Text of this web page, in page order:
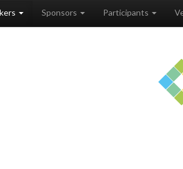
Sponsors Participants